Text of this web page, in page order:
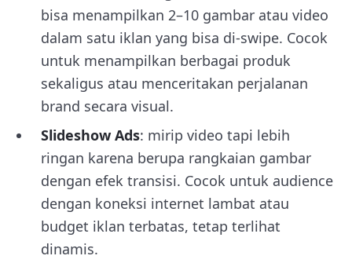
bisa menampilkan 2–10 gambar atau video
dalam satu iklan yang bisa di-swipe. Cocok
untuk menampilkan berbagai produk
sekaligus atau menceritakan perjalanan
brand secara visual.
Slideshow Ads: mirip video tapi lebih
ringan karena berupa rangkaian gambar
dengan efek transisi. Cocok untuk audience
dengan koneksi internet lambat atau
budget iklan terbatas, tetap terlihat
dinamis.